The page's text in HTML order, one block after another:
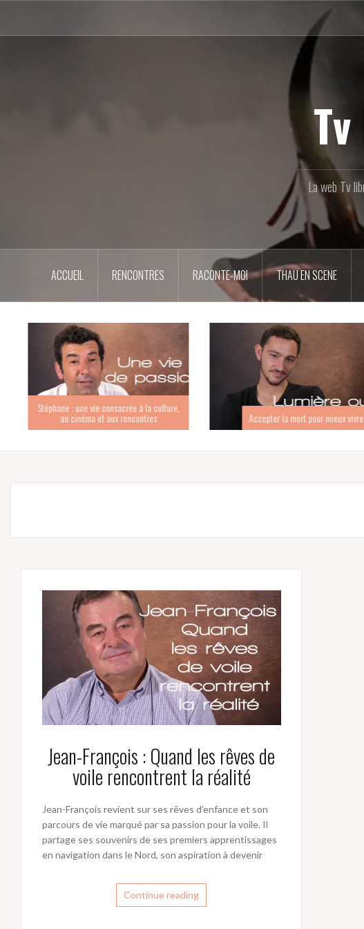
contenu
La web Tv
ACCUEIL RENCONTRES RACONTE-MOI THAU EN SCENE
Stéphane : une vie consacrée à la culture,
au cinéma et aux rencontres Accepter la mort pour mieux vivre
Jean-François : Quand les rêves de
voile rencontrent la réalité
Jean-François revient sur ses rêves d’enfance et son
parcours de vie marqué par sa passion pour la voile. Il
partage ses souvenirs de ses premiers apprentissages
en navigation dans le Nord, son aspiration à devenir
Continue reading